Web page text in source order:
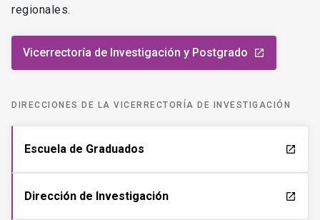
regionales.
Vicerrectoría de Investigación y Postgrado launch
DIRECCIONES DE LA VICERRECTORÍA DE INVESTIGACIÓN
Escuela de Graduados launch
Dirección de Investigación launch